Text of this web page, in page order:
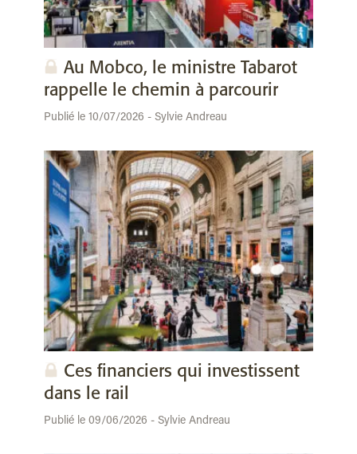
Au Mobco, le ministre Tabarot
rappelle le chemin à parcourir
Publié le 10/07/2026 - Sylvie Andreau
Ces financiers qui investissent
dans le rail
Publié le 09/06/2026 - Sylvie Andreau